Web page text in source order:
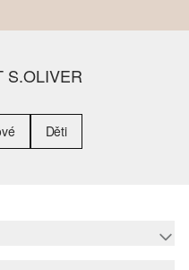
S.OLIVER
Děti